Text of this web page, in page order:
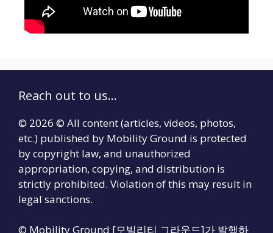
Reach out to us...
© 2026 © All content (articles, videos, photos,
etc.) published by Mobility Ground is protected
by copyright law, and unauthorized
appropriation, copying, and distribution is
strictly prohibited. Violation of this may result in
legal sanctions.
© Mobility Ground [모빌리티 그라운드]가 발행하